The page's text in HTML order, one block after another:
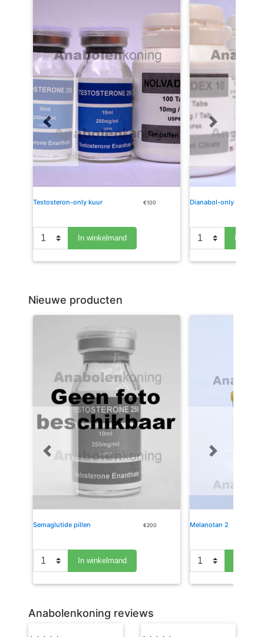
Testosteron-only kuur €100
In winkelmand
Dianabol-only kuur
Previous Next
Nieuwe producten
Semaglutide pillen €200
In winkelmand
Melanotan 2
Previous Next
Anabolenkoning reviews